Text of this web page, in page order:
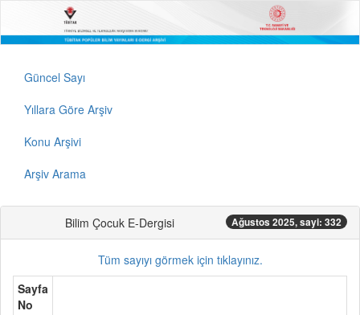
Güncel Sayı
Yıllara Göre Arşiv
Konu Arşivi
Arşiv Arama
Bilim Çocuk E-Dergisi Ağustos 2025, sayi: 332
Tüm sayıyı görmek için tıklayınız.
Sayfa
No